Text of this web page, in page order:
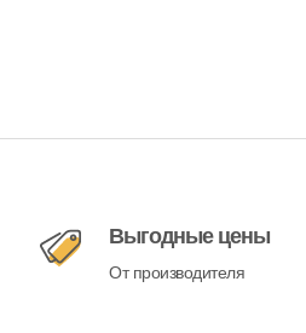
Выгодные цены
От производителя